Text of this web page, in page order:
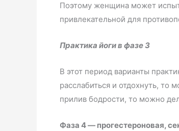
Поэтому женщина может
привлекательной для
Практика йоги в фазе 3
В этот период варианты
расслабиться и отдохнуть, то
прилив бодрости, то можно
Фаза 4— прогестероновая,